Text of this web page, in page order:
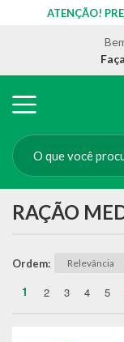
ATENÇÃO!
RAÇÃO
Ordem
1 2 3 4 5